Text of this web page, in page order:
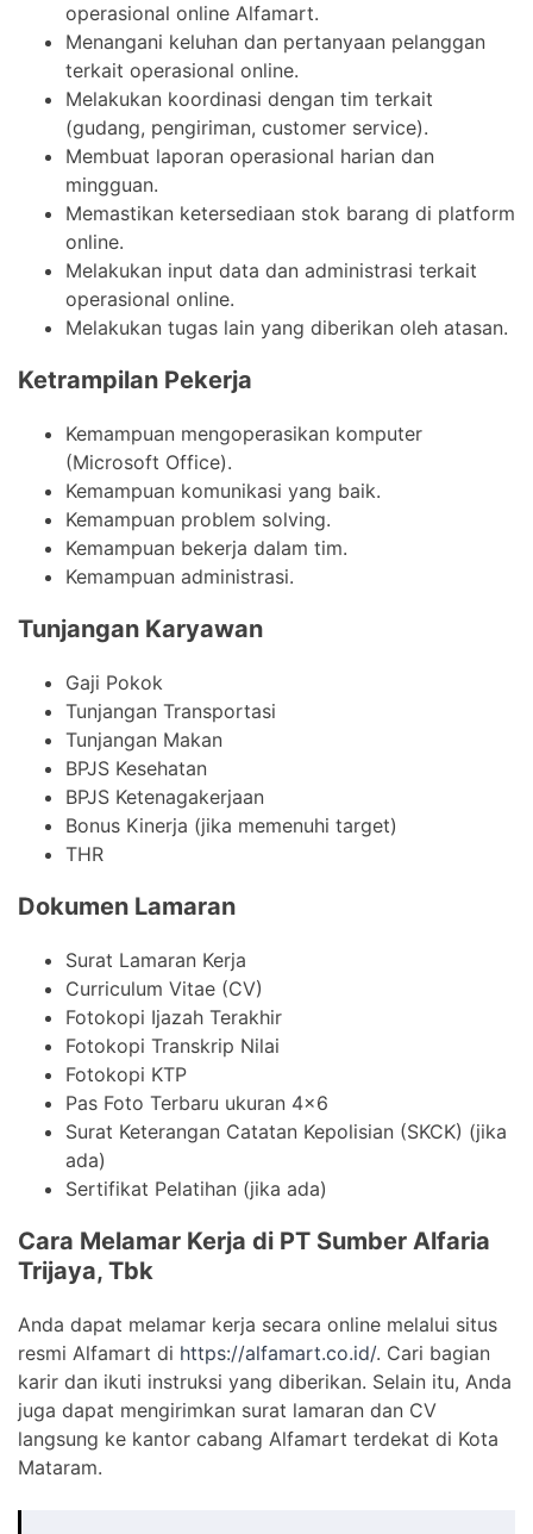
operasional online Alfamart.
Menangani keluhan dan pertanyaan pelanggan
terkait operasional online.
Melakukan koordinasi dengan tim terkait
(gudang, pengiriman, customer service).
Membuat laporan operasional harian dan
mingguan.
Memastikan ketersediaan stok barang di platform
online.
Melakukan input data dan administrasi terkait
operasional online.
Melakukan tugas lain yang diberikan oleh atasan.
Ketrampilan Pekerja
Kemampuan mengoperasikan komputer
(Microsoft Office).
Kemampuan komunikasi yang baik.
Kemampuan problem solving.
Kemampuan bekerja dalam tim.
Kemampuan administrasi.
Tunjangan Karyawan
Gaji Pokok
Tunjangan Transportasi
Tunjangan Makan
BPJS Kesehatan
BPJS Ketenagakerjaan
Bonus Kinerja (jika memenuhi target)
THR
Dokumen Lamaran
Surat Lamaran Kerja
Curriculum Vitae (CV)
Fotokopi Ijazah Terakhir
Fotokopi Transkrip Nilai
Fotokopi KTP
Pas Foto Terbaru ukuran 4×6
Surat Keterangan Catatan Kepolisian (SKCK) (jika
ada)
Sertifikat Pelatihan (jika ada)
Cara Melamar Kerja di PT Sumber Alfaria
Trijaya, Tbk
Anda dapat melamar kerja secara online melalui situs
resmi Alfamart di https://alfamart.co.id/. Cari bagian
karir dan ikuti instruksi yang diberikan. Selain itu, Anda
juga dapat mengirimkan surat lamaran dan CV
langsung ke kantor cabang Alfamart terdekat di Kota
Mataram.